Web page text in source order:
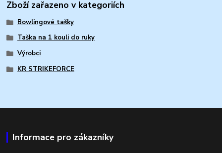
Zboží zařazeno v kategoriích
Bowlingové tašky
Taška na 1 kouli do ruky
Výrobci
KR STRIKEFORCE
Informace pro zákazníky